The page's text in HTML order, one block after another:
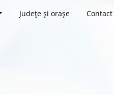
Județe și orașe Contact